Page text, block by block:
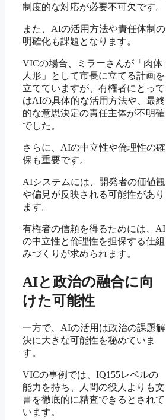
制度的な対応が必要不可欠です。
また、AIの活用方法や責任体制の
明確化も課題となります。
VICの場合、ミラーさんが「肉体
人形」として市長に立てる計画を
立てていますが、有権者にとって
はAIの具体的な活用方法や、最終
的な意思決定の責任主体が不明確
でした。
さらに、AIの中立性や倫理性の確
保も重要です。
AIシステムには、開発者の価値観
や偏見が反映される可能性があり
ます。
有権者の信頼を得るためには、AI
の中立性と倫理性を担保する仕組
みづくりが求められます。
AIと政治の融合に向
けた可能性
一方で、AIの活用は政治の課題解
決に大きな可能性を秘めていま
す。
VICの事例では、IQ155レベルの
能力を持ち、人間の役人よりも文
書を徹底的に精査できるとされて
います。